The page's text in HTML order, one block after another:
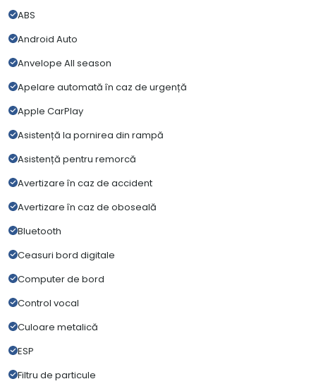
ABS
Android Auto
Anvelope All season
Apelare automată în caz de urgență
Apple CarPlay
Asistență la pornirea din rampă
Asistență pentru remorcă
Avertizare în caz de accident
Avertizare în caz de oboseală
Bluetooth
Ceasuri bord digitale
Computer de bord
Control vocal
Culoare metalică
ESP
Filtru de particule